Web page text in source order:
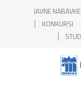
JAVNE NABAVKE
KONKURSI